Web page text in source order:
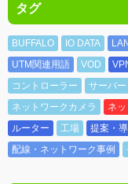
タグ
BUFFALO IO DATA
UTM関連用語
VOD
コントローラー
サーバー
ネットワークカメラ
ネ
ルーター
工場 提案・
配線・ネットワーク事例